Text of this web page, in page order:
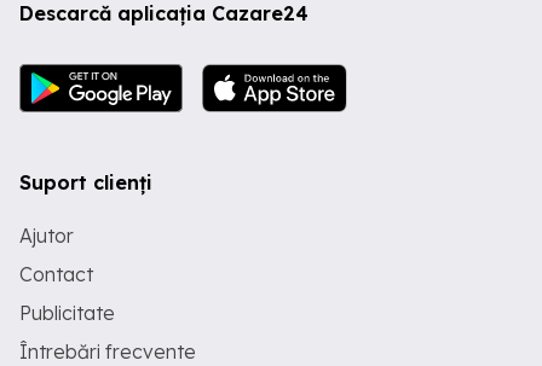
Descarcă aplicația Cazare24
Suport clienți
Ajutor
Contact
Publicitate
Întrebări frecvente